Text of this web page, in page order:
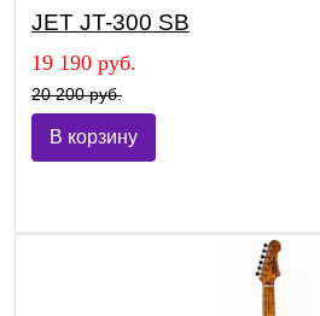
JET JT-300 SB
19 190 руб.
20 200 руб.
В корзину